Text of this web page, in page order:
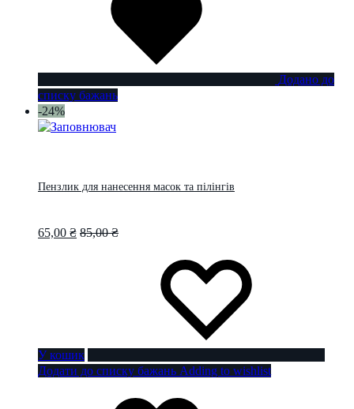
Додано до
списку бажань
-24%
Пензлик для нанесення масок та пілінгів
65,00 ₴ 85,00₴
У кошик
Додати до списку бажань Adding to wishlist